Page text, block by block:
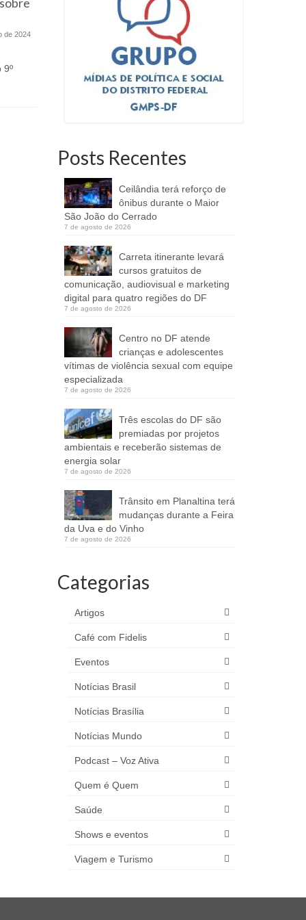
de 2024
9º
5 de maio de 2026
Brasília recebe, a partir do dia 14 de
maio, um dos maiores nomes da
dramaturgia...
Posts Recentes
Ceilândia terá reforço de
ônibus durante o Maior
São João do Cerrado
7 de agosto de 2026
Carreta itinerante levará
cursos gratuitos de
comunicação, audiovisual e marketing
digital para quatro regiões do DF
7 de agosto de 2026
Centro no DF atende
crianças e adolescentes
vítimas de violência sexual com equipe
especializada
7 de agosto de 2026
Três escolas do DF são
premiadas por projetos
ambientais e receberão sistemas de
energia solar
7 de agosto de 2026
Trânsito em Planaltina terá
mudanças durante a Feira
da Uva e do Vinho
7 de agosto de 2026
Categorias
Artigos
Café com Fidelis
Eventos
Notícias Brasil
Notícias Brasília
Notícias Mundo
Podcast – Voz Ativa
Quem é Quem
Saúde
Shows e eventos
Viagem e Turismo